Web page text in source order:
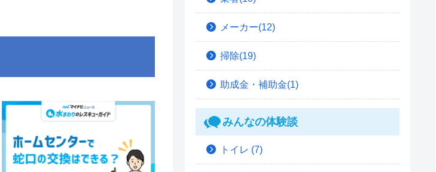
メーカー(12)
掃除(19)
助成金・補助金(1)
みんなの体験談
トイレ (7)